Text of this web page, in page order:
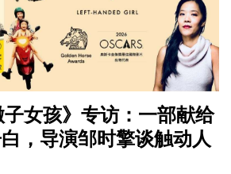
女孩》专访：一部献给
，导演邹时擎谈触动人